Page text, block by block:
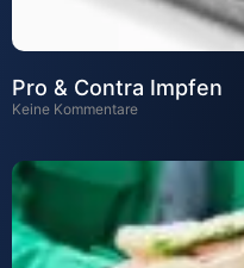
Pro & Contra Impfen
Keine Kommentare